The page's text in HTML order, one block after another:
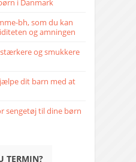
i Danmark
bh, som du kan
og amningen
og smukkere
dit barn med at
sengetøj til dine børn
TERMIN?